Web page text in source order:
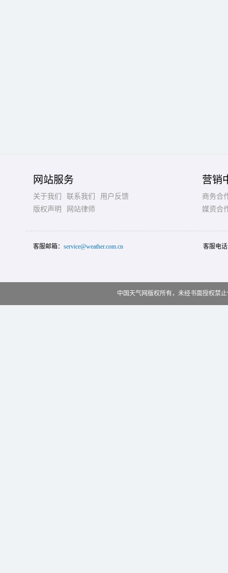
网站服务
关于我们 联系我们
用户反馈
版权声明
网站律师
营销
商务合
媒资合
客服邮箱： service@weather.com.cn 客服电
中国天气网版权所有，未经书面授权